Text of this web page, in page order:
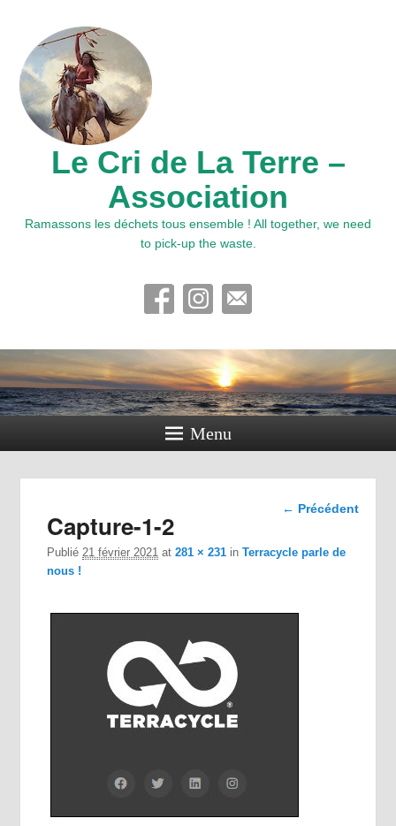
Le Cri de La Terre –
Association
Ramassons les déchets tous ensemble ! All together, we need
to pick-up the waste.
Menu
Navigation
← Précédent
Capture-1-2
Publié21 février 2021 at281 × 231 inTerracycle parle de
nous !